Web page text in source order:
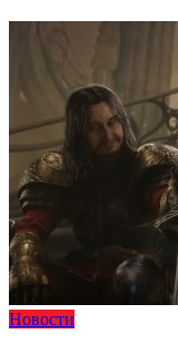
Новости